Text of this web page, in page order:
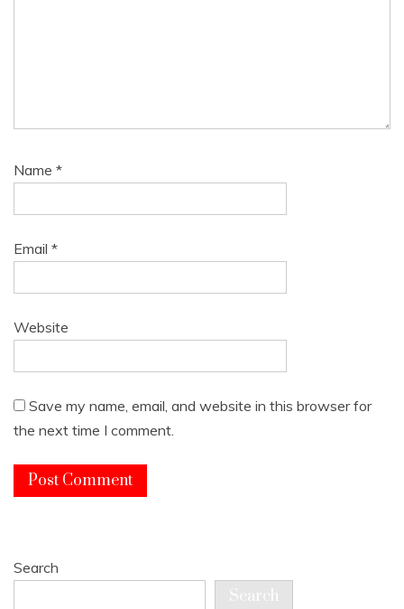
Name *
Email *
Website
Save my name, email, and website in this browser for
the next time I comment.
Search
Search